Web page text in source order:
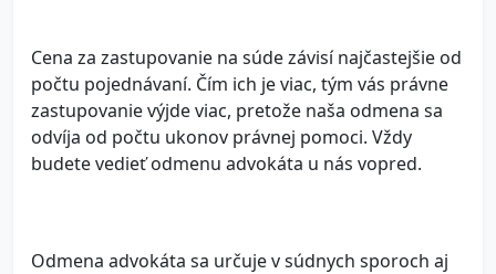
Cena za zastupovanie na súde závisí najčastejšie od
počtu pojednávaní. Čím ich je viac, tým vás právne
zastupovanie výjde viac, pretože naša odmena sa
odvíja od počtu ukonov právnej pomoci. Vždy
budete vedieť odmenu advokáta u nás vopred.
Odmena advokáta sa určuje v súdnych sporoch aj